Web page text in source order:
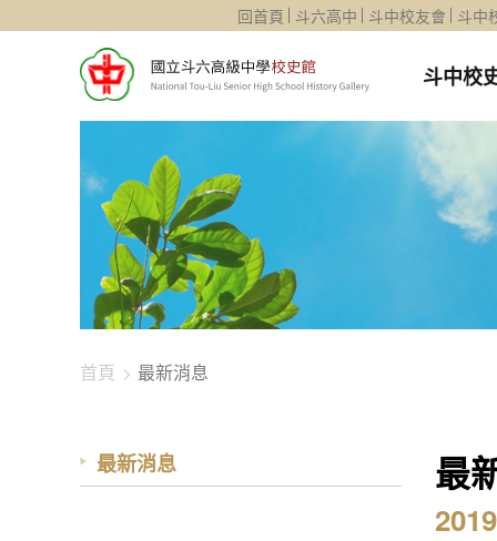
回首頁 斗六高中 斗中校友會 斗中
斗中校
首頁 最新消息
最新消息 最